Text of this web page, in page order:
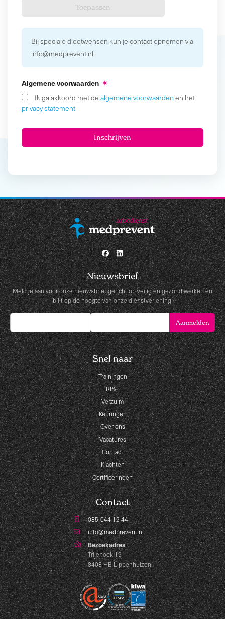
Bij speciale dieetwensen kun je contact opnemen via
info@medprevent.nl
Algemene voorwaarden
Ik ga akkoord met de algemene voorwaarden en het
privacy statement
Nieuwsbrief
Meld je aan voor onze nieuwsbrief gericht op veilig en gezond werken en
blijf op de hoogte van onze dienstverlening!
Snel naar
Trainingen
RI&E
Verzuim
Keuringen
Over ons
Vacatures
Contact
Klachten
Certificeringen
Contact
085-044 12 44
info@medprevent.nl
Bezoekadres
Trijehoek 19
8408 HB Lippenhuizen